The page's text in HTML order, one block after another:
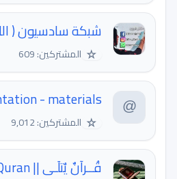
شبكة سادسيون (
☆ المشتركين: 609
- materials
☆ المشتركين: 9,012
قُــرآنٌ يُتلَـى || Quran